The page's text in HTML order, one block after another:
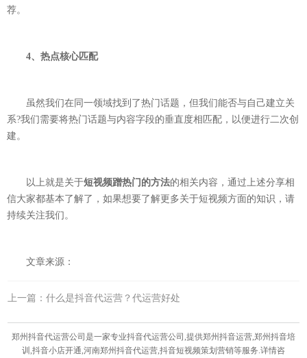
荐。
4、热点核心匹配
虽然我们在同一领域找到了热门话题，但我们能否与自己建立关
系?我们需要将热门话题与内容字段的垂直度相匹配，以便进行二次创
建。
以上就是关于短视频蹭热门的方法的相关内容，通过上述分享相
信大家都基本了解了，如果想要了解更多关于短视频方面的知识，请
持续关注我们。
文章来源：
上一篇：什么是抖音代运营？代运营好处
郑州抖音代运营公司是一家专业抖音代运营公司,提供郑州抖音运营,郑州抖音培
训,抖音小店开通,河南郑州抖音代运营,抖音短视频策划营销等服务.详情咨